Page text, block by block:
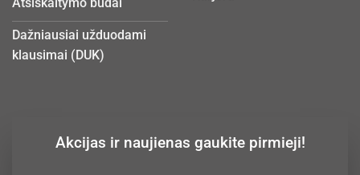
Atsiskaitymo būdai
Dažniausiai užduodami
klausimai (DUK)
Akcijas ir naujienas gaukite pirmieji!